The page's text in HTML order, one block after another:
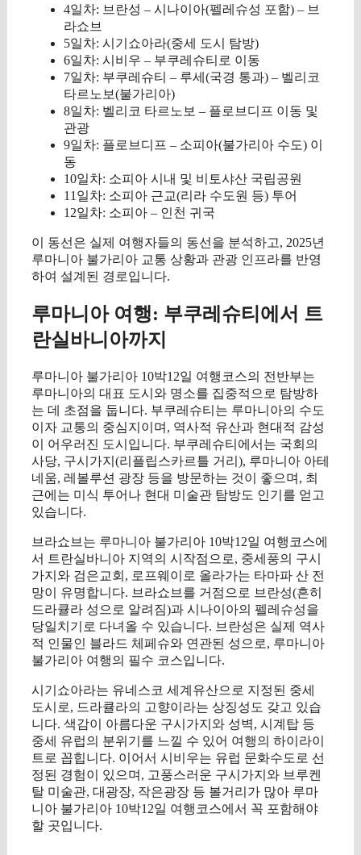
4일차: 브란성 – 시나이아(펠레슈성 포함) – 브
라쇼브
5일차: 시기쇼아라(중세 도시 탐방)
6일차: 시비우 – 부쿠레슈티로 이동
7일차: 부쿠레슈티 – 루세(국경 통과) – 벨리코
타르노보(불가리아)
8일차: 벨리코 타르노보 – 플로브디프 이동 및
관광
9일차: 플로브디프 – 소피아(불가리아 수도) 이
동
10일차: 소피아 시내 및 비토샤산 국립공원
11일차: 소피아 근교(리라 수도원 등) 투어
12일차: 소피아 – 인천 귀국
이 동선은 실제 여행자들의 동선을 분석하고, 2025년
루마니아 불가리아 교통 상황과 관광 인프라를 반영
하여 설계된 경로입니다.
루마니아 여행: 부쿠레슈티에서 트
란실바니아까지
루마니아 불가리아 10박12일 여행코스의 전반부는
루마니아의 대표 도시와 명소를 집중적으로 탐방하
는 데 초점을 둡니다. 부쿠레슈티는 루마니아의 수도
이자 교통의 중심지이며, 역사적 유산과 현대적 감성
이 어우러진 도시입니다. 부쿠레슈티에서는 국회의
사당, 구시가지(리플립스카르틀 거리), 루마니아 아테
네움, 레볼루션 광장 등을 방문하는 것이 좋으며, 최
근에는 미식 투어나 현대 미술관 탐방도 인기를 얻고
있습니다.
브라쇼브는 루마니아 불가리아 10박12일 여행코스에
서 트란실바니아 지역의 시작점으로, 중세풍의 구시
가지와 검은교회, 로프웨이로 올라가는 타마파 산 전
망이 유명합니다. 브라쇼브를 거점으로 브란성(흔히
드라큘라 성으로 알려짐)과 시나이아의 펠레슈성을
당일치기로 다녀올 수 있습니다. 브란성은 실제 역사
적 인물인 블라드 체페슈와 연관된 성으로, 루마니아
불가리아 여행의 필수 코스입니다.
시기쇼아라는 유네스코 세계유산으로 지정된 중세
도시로, 드라큘라의 고향이라는 상징성도 갖고 있습
니다. 색감이 아름다운 구시가지와 성벽, 시계탑 등
중세 유럽의 분위기를 느낄 수 있어 여행의 하이라이
트로 꼽힙니다. 이어서 시비우는 유럽 문화수도로 선
정된 경험이 있으며, 고풍스러운 구시가지와 브루켄
탈 미술관, 대광장, 작은광장 등 볼거리가 많아 루마
니아 불가리아 10박12일 여행코스에서 꼭 포함해야
할 곳입니다.